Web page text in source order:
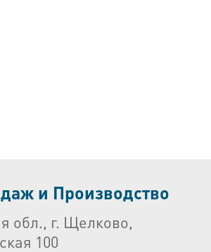
и Производство
обл., г. Щелково,
100